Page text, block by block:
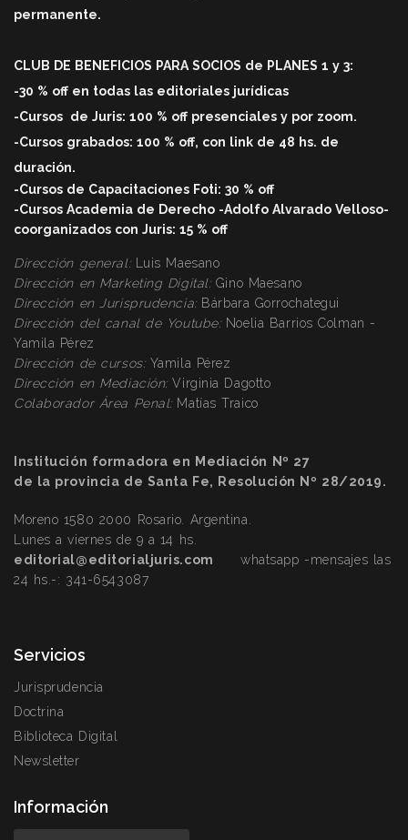
permanente.
CLUB DE BENEFICIOS PARA SOCIOS de PLANES 1 y 3:
-30 % off en todas las editoriales jurídicas
-Cursos de Juris: 100 % off presenciales y por zoom.
-Cursos grabados: 100 % off, con link de 48 hs. de
duración.
-Cursos de Capacitaciones Foti: 30 % off
-Cursos Academia de Derecho -Adolfo Alvarado Velloso-
coorganizados con Juris: 15 % off
Dirección general:Luis Maesano
Dirección en Marketing Digital:Gino Maesano
Dirección en Jurisprudencia:Bárbara Gorrochategui
Dirección del canal de Youtube: Noelia Barrios Colman -
Yamila Pérez
Dirección de cursos: Yamila Pérez
Dirección en Mediación:Virginia Dagotto
Colaborador Área Penal:Matías Traico
Institución formadora en Mediación Nº 27
de la provincia de Santa Fe, Resolución Nº 28/2019.
Moreno 1580 2000 Rosario. Argentina.
Lunes a viernes de 9 a 14 hs.
editorial@editorialjuris.com
whatsapp -mensajes las
24 hs.-: 341-6543087
Servicios
Jurisprudencia
Doctrina
Biblioteca Digital
Newsletter
Información